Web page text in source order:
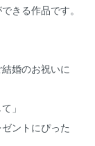
きる作品です。
婚のお祝いに
」
ントにぴった